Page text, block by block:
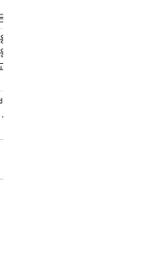
위탁 계약 종료시까지
자 관리, 불만 처리 등
처리, 고지사항 전달,
객지원 업무, 이벤트
스 이용종료 및 회원탈
시 혹은 위탁 계약 종료